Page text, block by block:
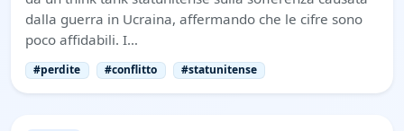
dalla guerra in Ucraina, affermando che le cifre sono
poco affidabili. I…
#perdite #conflitto #statunitense